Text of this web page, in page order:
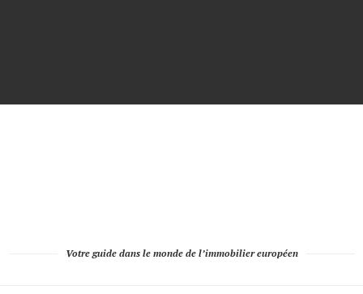
Votre guide dans le monde de l’immobilier européen